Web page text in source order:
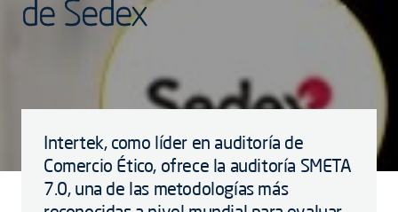
de Sedex
Intertek, como líder en auditoría de
Comercio Ético, ofrece la auditoría SMETA
7.0, una de las metodologías más